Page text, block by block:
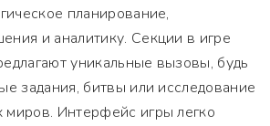
планирование,
и аналитику. Секции в игре
уникальные вызовы, будь
задания, битвы или исследование
Интерфейс игры легко